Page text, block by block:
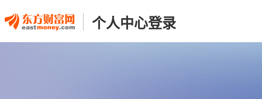
个人中心登录